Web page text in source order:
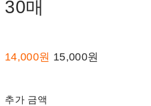
30매
14,000원 15,000원
추가 금액